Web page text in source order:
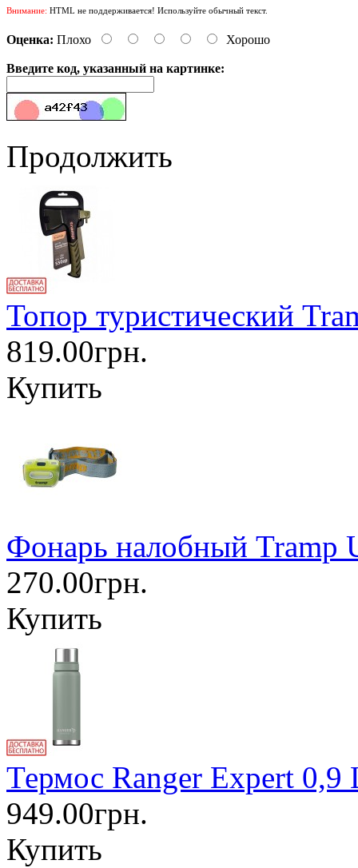
Внимание: HTML не поддерживается! Используйте обычный текст.
Оценка: Плохо Хорошо
Введите код, указанный на картинке:
Продолжить
Топор туристический
819.00грн.
Купить
Фонарь налобный Tramp
270.00грн.
Купить
Термос Ranger Expert 0,9
949.00грн.
Купить